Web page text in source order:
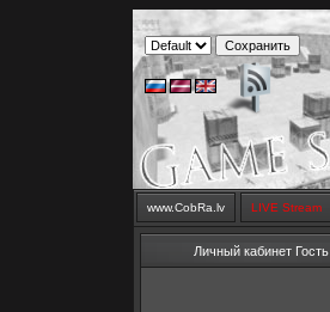
www.CobRa.lv LIVE Stream
Личный кабинет Гость